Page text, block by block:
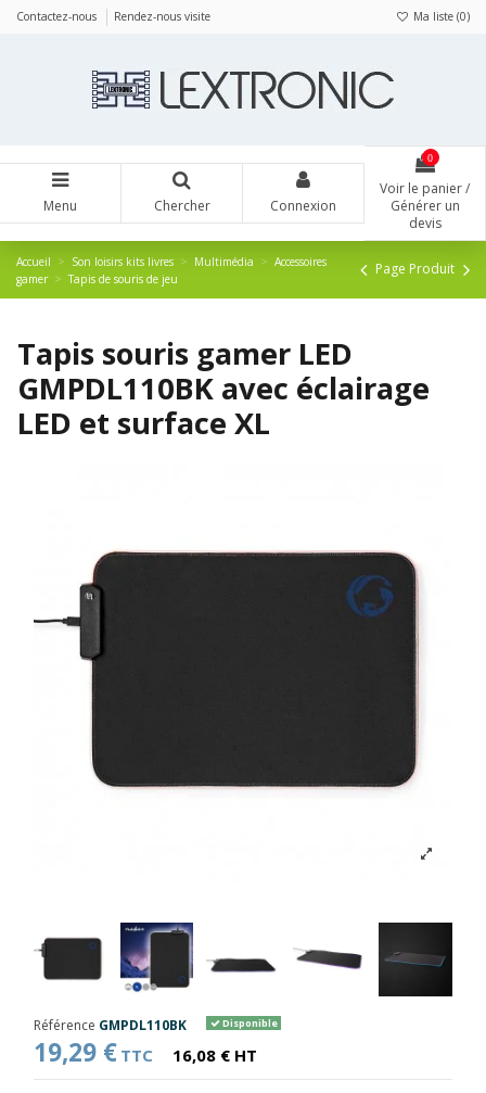
Contactez-nous Rendez-nous visite Ma liste (0)
Menu Chercher Connexion
0
Voir le panier /
Générer un
devis
Accueil Son loisirs kits livres Multimédia
Accessoires
gamer
Tapis de souris de jeu
Page Produit
Tapis souris gamer LED
GMPDL110BK avec éclairage
LED et surface XL
Référence GMPDL110BK Disponible
19,29 € TTC 16,08 € HT
Panneau de gestion des cookies